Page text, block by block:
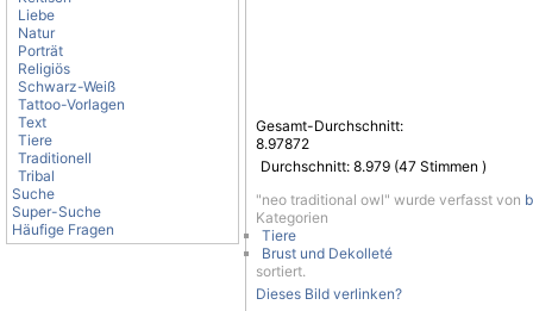
Liebe
Natur
Porträt
Religiös
Schwarz-Weiß
Tattoo-Vorlagen
Text
Tiere
Traditionell
Tribal
Suche
Super-Suche
Häufige Fragen
Gesamt-Durchschnitt:
8.97872
Durchschnitt: 8.979 (47 Stimmen )
"neo traditional owl" wurde verfasst von
Kategorien
Tiere
Brust und Dekolleté
sortiert.
Dieses Bild verlinken?